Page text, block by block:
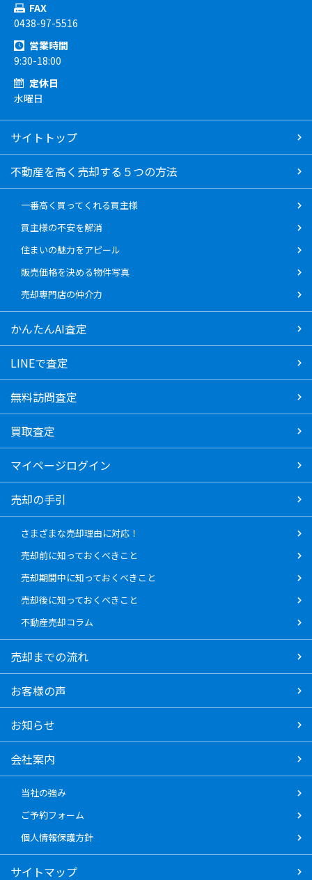
FAX
0438-97-5516
営業時間
9:30-18:00
定休日
水曜日
サイトトップ
不動産を高く売却する５つの方法
一番高く買ってくれる買主様
買主様の不安を解消
住まいの魅力をアピール
販売価格を決める物件写真
売却専門店の仲介力
かんたんAI査定
LINEで査定
無料訪問査定
買取査定
マイページログイン
売却の手引
さまざまな売却理由に対応！
売却前に知っておくべきこと
売却期間中に知っておくべきこと
売却後に知っておくべきこと
不動産売却コラム
売却までの流れ
お客様の声
お知らせ
会社案内
当社の強み
ご予約フォーム
個人情報保護方針
サイトマップ